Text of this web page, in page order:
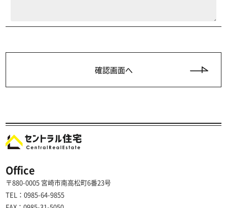
Office
〒880-0005 宮崎市南高松町6番23号
TEL：0985-64-9855